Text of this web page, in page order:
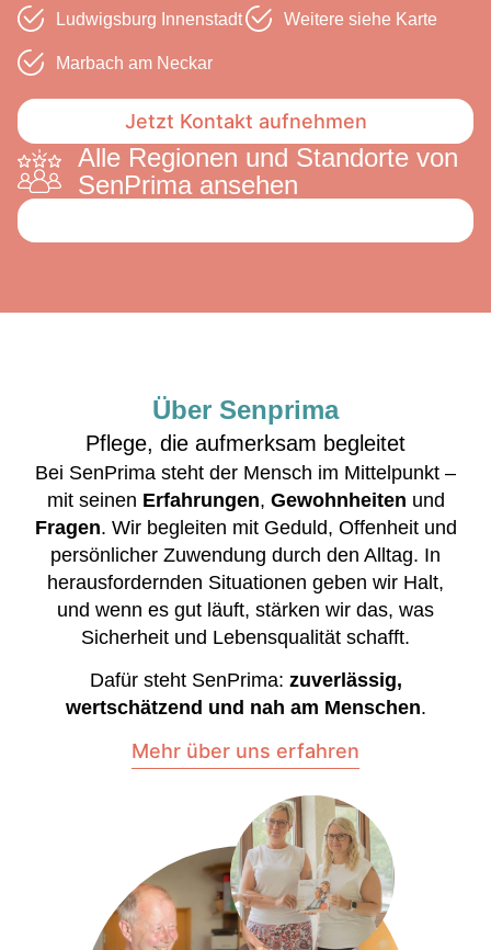
Ludwigsburg Innenstadt
Marbach am Neckar
Weitere siehe Karte
Jetzt Kontakt aufnehmen
Alle Regionen und Standorte von
SenPrima ansehen
Über Senprima
Pflege, die aufmerksam begleitet
Bei SenPrima steht der Mensch im Mittelpunkt –
mit seinen Erfahrungen, Gewohnheiten und
Fragen. Wir begleiten mit Geduld, Offenheit und
persönlicher Zuwendung durch den Alltag. In
herausfordernden Situationen geben wir Halt,
und wenn es gut läuft, stärken wir das, was
Sicherheit und Lebensqualität schafft.
Dafür steht SenPrima: zuverlässig,
wertschätzend und nah am Menschen.
Mehr über uns erfahren